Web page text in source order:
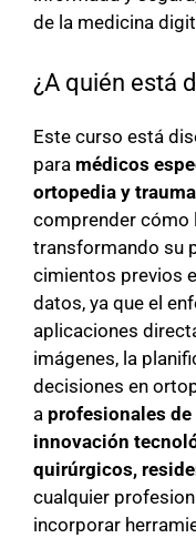
de la medicina
¿A quién está
Este curso está
para médicos
ortopedia y
comprender cómo
transformando su
cimientos previos
datos, ya que el
aplicaciones
imágenes, la
decisiones en
a profesionales
innovación
quirúrgicos,
cualquier
incorporar